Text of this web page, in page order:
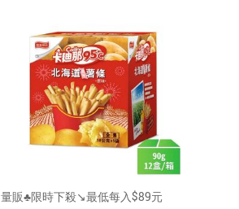
量販♣限時下殺↘️最低每入$89元